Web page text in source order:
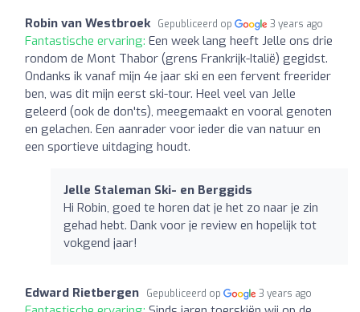
Robin van Westbroek Gepubliceerd op 3 years ago
Fantastische ervaring: Een week lang heeft Jelle ons drie
rondom de Mont Thabor (grens Frankrijk-Italië) gegidst.
Ondanks ik vanaf mijn 4e jaar ski en een fervent freerider
ben, was dit mijn eerst ski-tour. Heel veel van Jelle
geleerd (ook de don'ts), meegemaakt en vooral genoten
en gelachen. Een aanrader voor ieder die van natuur en
een sportieve uitdaging houdt.
Jelle Staleman Ski- en Berggids
Hi Robin, goed te horen dat je het zo naar je zin
gehad hebt. Dank voor je review en hopelijk tot
vokgend jaar!
Edward Rietbergen Gepubliceerd op 3 years ago